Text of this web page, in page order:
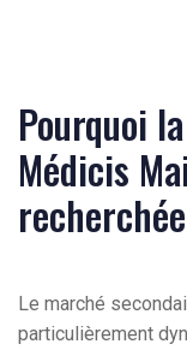
Pourquoi
Médicis
Le marché
particulièrement